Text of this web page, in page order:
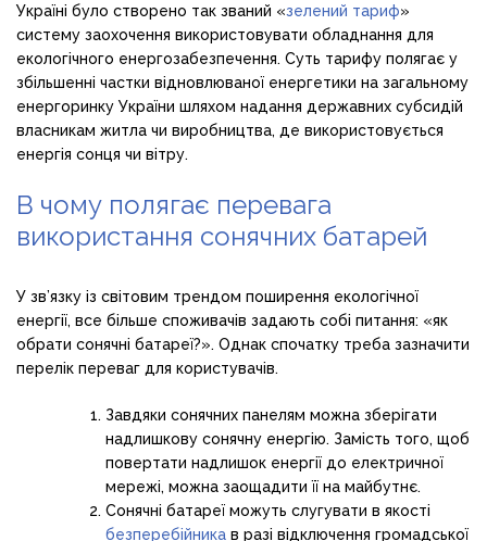
Україні було створено так званий «зелений тариф»
систему заохочення використовувати обладнання для
екологічного енергозабезпечення. Суть тарифу полягає у
збільшенні частки відновлюваної енергетики на загальному
енергоринку України шляхом надання державних субсидій
власникам житла чи виробництва, де використовується
енергія сонця чи вітру.
В чому полягає перевага
використання сонячних батарей
У зв’язку із світовим трендом поширення екологічної
енергії, все більше споживачів задають собі питання: «як
обрати сонячні батареї?». Однак спочатку треба зазначити
перелік переваг для користувачів.
Завдяки сонячних панелям можна зберігати
надлишкову сонячну енергію. Замість того, щоб
повертати надлишок енергії до електричної
мережі, можна заощадити її на майбутнє.
Сонячні батареї можуть слугувати в якості
безперебійника в разі відключення громадської